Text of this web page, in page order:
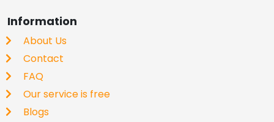
Information
About Us
Contact
FAQ
Our service is free
Blogs